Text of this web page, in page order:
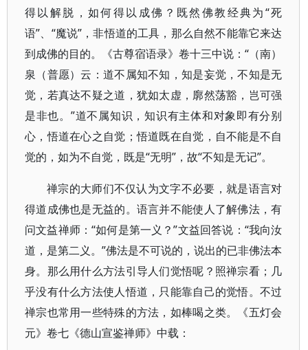
得以解脱，如何得以成佛？既然佛教经典为“死
语”、“魔说”，非悟道的工具，那么自然不能靠它来达
到成佛的目的。《古尊宿语录》卷十三中说：“（南）
泉（普愿）云：道不属知不知，知是妄觉，不知是无
觉，若真达不疑之道，犹如太虚，廓然荡豁，岂可强
是非也。”道不属知识，知识有主体和对象即有分别
心，悟道在心之自觉；悟道既在自觉，自不能是不自
觉的，如为不自觉，既是“无明”，故“不知是无记”。
禅宗的大师们不仅认为文字不必要，就是语言对
得道成佛也是无益的。语言并不能使人了解佛法，有
问文益禅师：“如何是第一义？”文益回答说：“我向汝
道，是第二义。”佛法是不可说的，说出的已非佛法本
身。那么用什么方法引导人们觉悟呢？照禅宗看；几
乎没有什么方法使人悟道，只能靠自己的觉悟。不过
禅宗也常用一些特殊的方法，如棒喝之类。《五灯会
元》卷七《德山宣鉴禅师》中载：